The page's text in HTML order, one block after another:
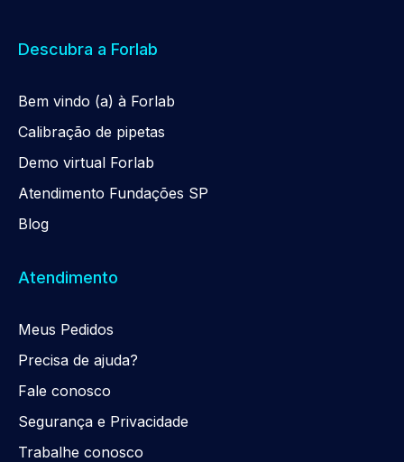
Descubra a Forlab
Bem vindo (a) à Forlab
Calibração de pipetas
Demo virtual Forlab
Atendimento Fundações SP
Blog
Atendimento
Meus Pedidos
Precisa de ajuda?
Fale conosco
Segurança e Privacidade
Trabalhe conosco